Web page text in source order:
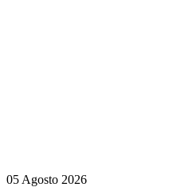
05 Agosto 2026